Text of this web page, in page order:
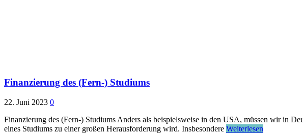
Finanzierung des (Fern-) Studiums
22. Juni 2023 0
Finanzierung des (Fern-) Studiums Anders als beispielsweise in den USA, müssen wir in
eines Studiums zu einer großen Herausforderung wird. Insbesondere Weiterlesen